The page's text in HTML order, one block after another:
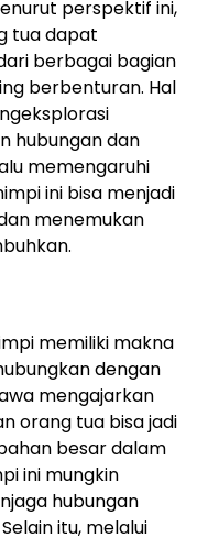
perspektif ini,
tua dapat
berbagai bagian
berbenturan. Hal
hubungan dan
memengaruhi
ini bisa menjadi
menemukan
memiliki makna
dengan
mengajarkan
orang tua bisa jadi
besar dalam
ini mungkin
hubungan
itu, melalui